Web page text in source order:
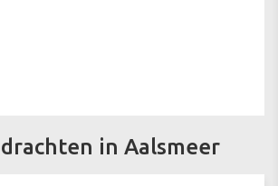
in Aalsmeer